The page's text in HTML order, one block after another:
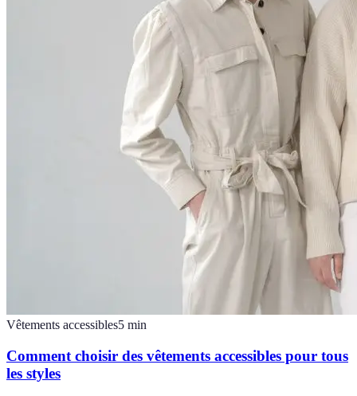
Vêtements accessibles5 min
Comment choisir des vêtements accessibles pour tous
les styles